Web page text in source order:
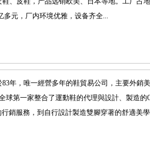
元，厂内环境优雅，设备齐全...
年，唯一經營多年的鞋貿易公司，主要外銷美
球第一家整合了運動鞋的代理與設計、製造的
銷服務，到自行設計製造雙腳穿著的舒適美學